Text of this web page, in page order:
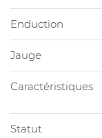
Enduction
Jauge
Caractéristiques
Statut